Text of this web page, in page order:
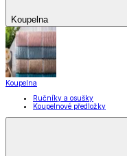
Koupelna
Koupelna
Ručníky a osušky
Koupelnové předložky